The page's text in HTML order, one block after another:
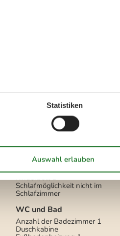
Hochladen 200
Internet drahtlos
Schlafverhältnisse
Schlafplätze)
Anzahl der Schlafzimmer
Doppelbett (Anzahl der
Schlafplätze) 6
Kinderbett 1
Schlafmöglichkeit nicht im
Schlafzimmer
WC und Bad
Anzahl der Badezimmer 1
Duschkabine
Statistiken